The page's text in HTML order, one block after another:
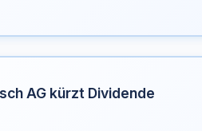
AG kürzt Dividende